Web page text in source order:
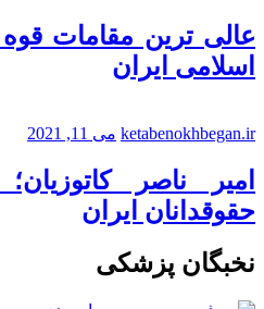
عالی ترین مقامات
اسلامی ایران
ketabenokhbegan.ir می 11, 2021
امیر ناصر
حقوقدانان ایران
نخبگان پزشکی